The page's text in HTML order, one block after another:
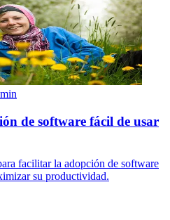
min
de software fácil de usar
facilitar la adopción de software
su productividad.